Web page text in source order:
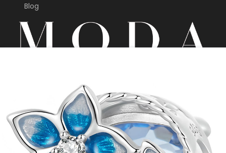
Blog
sklep@modatrusky.pl
+48 691 603 313